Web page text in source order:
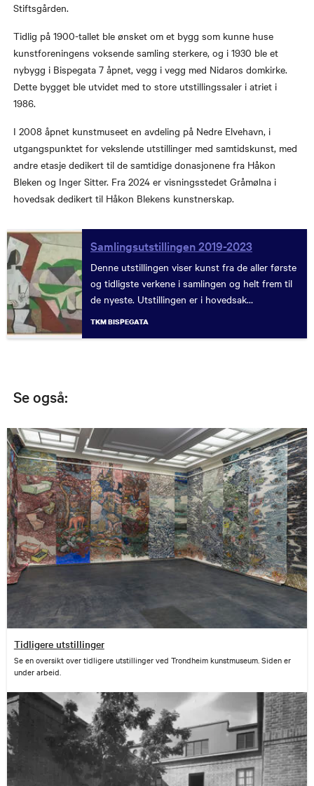
Stiftsgården.
Tidlig på 1900-tallet ble ønsket om et bygg som kunne huse
kunstforeningens voksende samling sterkere, og i 1930 ble et
nybygg i Bispegata 7 åpnet, vegg i vegg med Nidaros domkirke.
Dette bygget ble utvidet med to store utstillingssaler i atriet i
1986.
I 2008 åpnet kunstmuseet en avdeling på Nedre Elvehavn, i
utgangspunktet for vekslende utstillinger med samtidskunst, med
andre etasje dedikert til de samtidige donasjonene fra Håkon
Bleken og Inger Sitter. Fra 2024 er visningsstedet Gråmølna i
hovedsak dedikert til Håkon Blekens kunstnerskap.
Samlingsutstillingen 2019-2023
Denne utstillingen viser kunst fra de aller første
og tidligste verkene i samlingen og helt frem til
de nyeste. Utstillingen er i hovedsak
kronologisk oppbygd, med en tematisk
TKM BISPEGATA
Se også:
Tidligere utstillinger
Se en oversikt over tidligere utstillinger ved Trondheim kunstmuseum. Siden er
under arbeid.